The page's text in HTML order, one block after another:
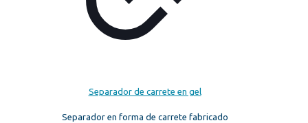
Separador de carrete en gel
Separador en forma de carrete fabricado